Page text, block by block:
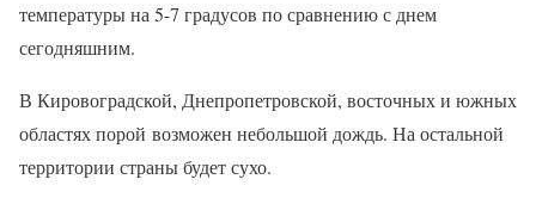
температуры на 5-7 градусов по сравнению с днем
сегодняшним.
В Кировоградской, Днепропетровской, восточных и южных
областях порой возможен небольшой дождь. На остальной
территории страны будет сухо.